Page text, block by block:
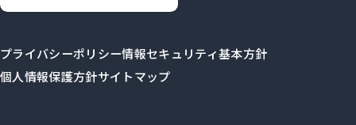
プライバシーポリシー情報セキュリティ基本方針
個人情報保護方針サイトマップ